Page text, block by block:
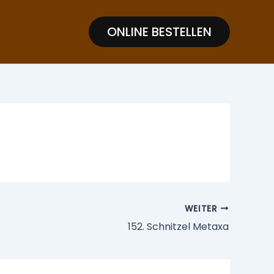
ONLINE BESTELLEN
WEITER
152. Schnitzel Metaxa